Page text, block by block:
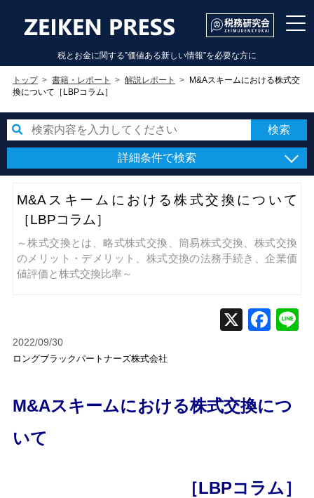
税とお金に関する”価値ある新しい情報”を必要な方に
トップ 書籍・レポート 解説レポート
M&Aスキームにおける株式交
換について［LBPコラム］
詳細条件で検索
M&Aスキームにおける株式交換について
［LBPコラム］
～株式交換とは、略式株式交換、簡易株式交換、株式交換
のメリット・デメリット、株式交換の法務手続き、企業価
値評価と株式交換比率～
2022/09/30
ロングブラックパートナーズ株式会社
M&Aスキームにおける株式交換につ
いて
［LBPコラム］